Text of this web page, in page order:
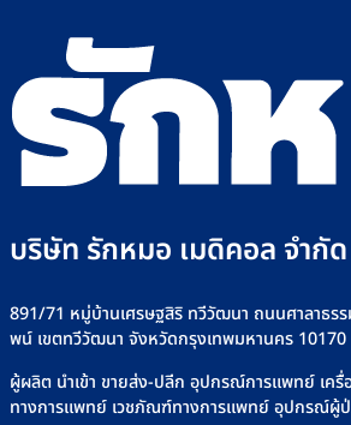
บริษัท รักหมอ เมดิคอล จำกัด
891/71 หมู่บ้านเศรษฐสิริ ทวีวัฒนา ถนนศาลาธร
พน์ เขตทวีวัฒนา จังหวัดกรุงเทพมหานคร 10170
ผู้ผลิต นำเข้า ขายส่ง-ปลีก อุปกรณ์การแพทย์ เ
ทางการแพทย์ เวชภัณฑ์ทางการแพทย์ อุปกรณ์ผู้